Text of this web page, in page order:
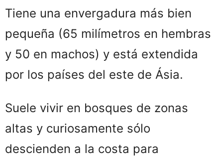
Tiene una envergadura más bien
pequeña (65 milímetros en hembras
y 50 en machos) y está extendida
por los países del este de Ásia.
Suele vivir en bosques de zonas
altas y curiosamente sólo
descienden a la costa para